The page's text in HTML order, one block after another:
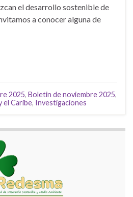
el desarrollo sostenible de
a conocer alguna de
2025, Boletin de noviembre 2025,
el Caribe, Investigaciones